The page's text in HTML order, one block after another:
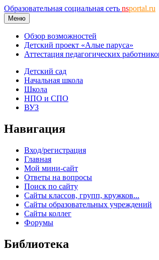
Образовательная социальная сеть nsportal.ru
Меню
Обзор возможностей
Детский проект «Алые паруса»
Аттестация педагогических
Детский сад
Начальная школа
Школа
НПО и СПО
ВУЗ
Навигация
Вход/регистрация
Главная
Мой мини-сайт
Ответы на вопросы
Поиск по сайту
Сайты классов, групп, кружков...
Сайты образовательных учреждений
Сайты коллег
Форумы
Библиотека